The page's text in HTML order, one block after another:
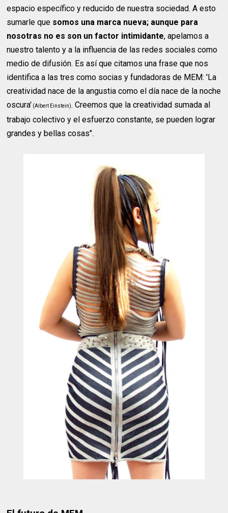
espacio específico y reducido de nuestra sociedad. A esto
sumarle que somos una marca nueva; aunque para
nosotras no es son un factor intimidante, apelamos a
nuestro talento y a la influencia de las redes sociales como
medio de difusión. Es así que citamos una frase que nos
identifica a las tres como socias y fundadoras de MEM: 'La
creatividad nace de la angustia como el día nace de la noche
oscura' (Albert Einstein). Creemos que la creatividad sumada al
trabajo colectivo y el esfuerzo constante, se pueden lograr
grandes y bellas cosas".